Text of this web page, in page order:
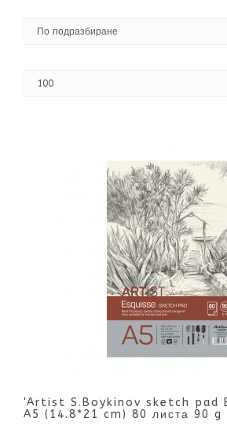
'Artist S.Boykinov sketch pad
A5 (14.8*21 cm) 80 листа 90 g